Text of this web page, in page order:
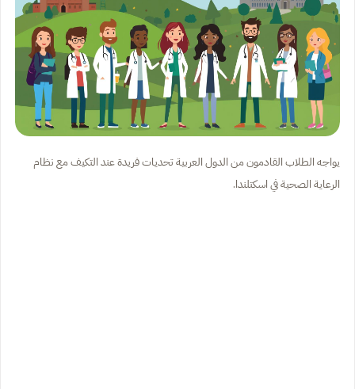
يواجه الطلاب القادمون من الدول العربية تحديات فريدة عند التكيف مع نظام
الرعاية الصحية في اسكتلندا.